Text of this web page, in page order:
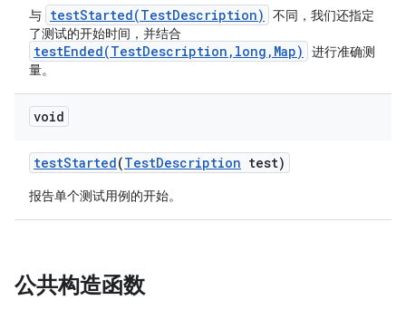
与 testStarted(TestDescription)
不同，我们还指定
了测试的开始时间，并结合
testEnded(TestDescription,long,Map)
进行准确测
量。
void
testStarted(TestDescription test)
报告单个测试用例的开始。
公共构造函数